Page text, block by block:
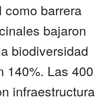
barrera
bajaron
biodiversidad
140%. Las 400
infraestructura